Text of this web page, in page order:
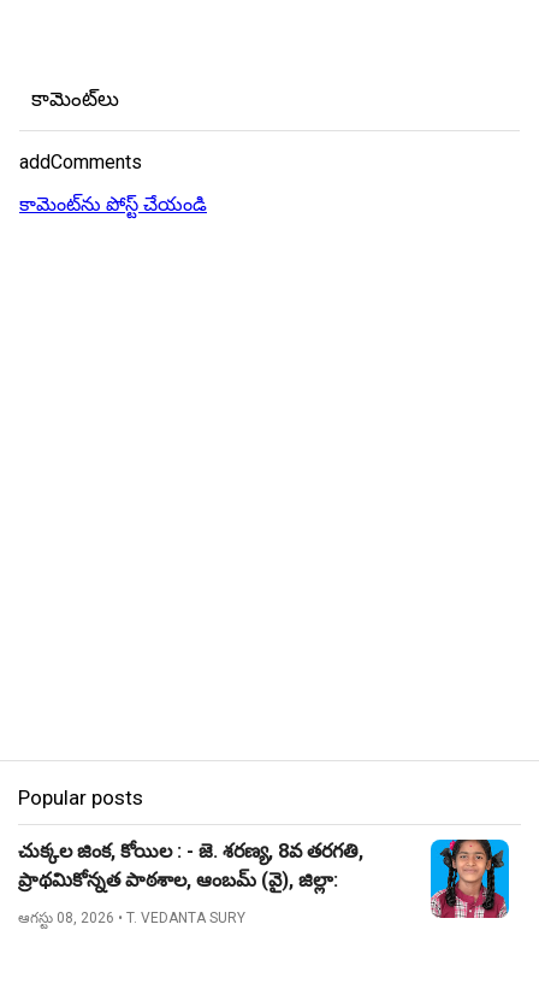
కామెంట్‌లు
addComments
కామెంట్‌ను పోస్ట్ చేయండి
Popular posts
చుక్కల జింక, కోయిల : - జె. శరణ్య, 8వ తరగతి,
ప్రాథమికోన్నత పాఠశాల, ఆంబమ్ (వై), జిల్లా:
నిజామాబాద్.
ఆగస్టు 08, 2026 • T. VEDANTA SURY